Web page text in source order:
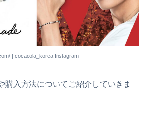
| cocacola_korea Instagram
購入方法についてご紹介していきま